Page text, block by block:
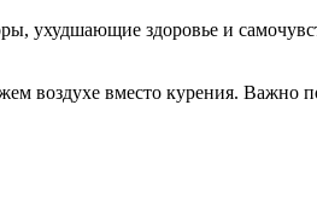
ухудшающие здоровье и
воздухе вместо курения. Важно